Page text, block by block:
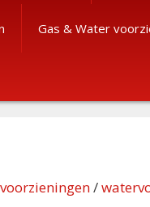
Gas & Water
/